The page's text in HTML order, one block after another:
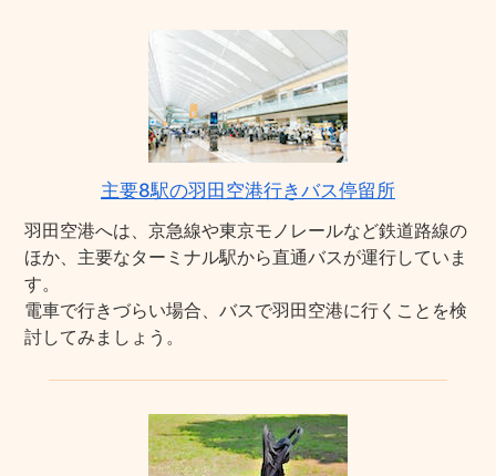
主要8駅の羽田空港行きバス停留所
羽田空港へは、京急線や東京モノレールなど鉄道路線の
ほか、主要なターミナル駅から直通バスが運行していま
す。
電車で行きづらい場合、バスで羽田空港に行くことを検
討してみましょう。